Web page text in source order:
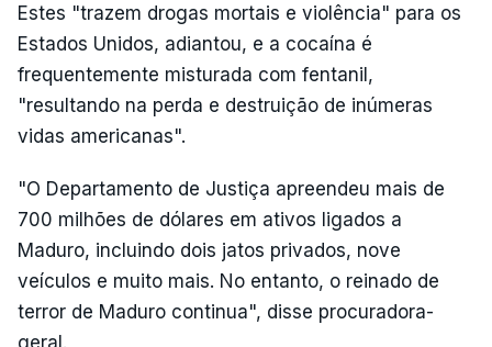
Estes "trazem drogas mortais e violência" para os
Estados Unidos, adiantou, e a cocaína é
frequentemente misturada com fentanil,
"resultando na perda e destruição de inúmeras
vidas americanas".
"O Departamento de Justiça apreendeu mais de
700 milhões de dólares em ativos ligados a
Maduro, incluindo dois jatos privados, nove
veículos e muito mais. No entanto, o reinado de
terror de Maduro continua", disse procuradora-
geral.